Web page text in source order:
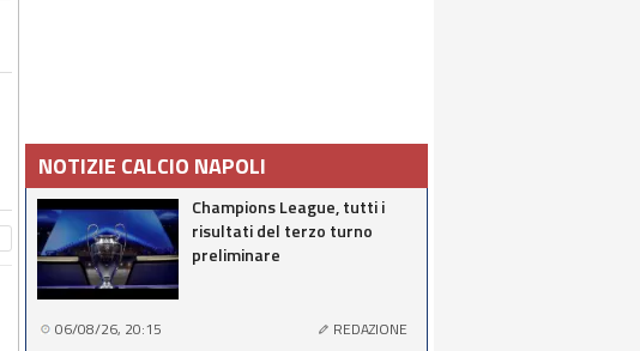
NOTIZIE CALCIO NAPOLI
Champions League, tutti i
risultati del terzo turno
preliminare
06/08/26, 20:15 REDAZIONE